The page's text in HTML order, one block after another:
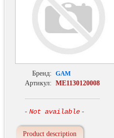
Бренд: GAM
Артикул: ME1130120008
- Not available -
Product description